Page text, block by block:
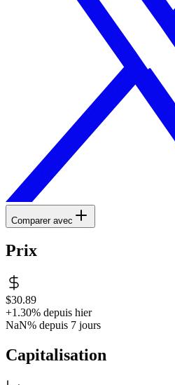
Comparer avec
Prix
$30.89
+1.30% depuis hier
NaN% depuis 7 jours
Capitalisation